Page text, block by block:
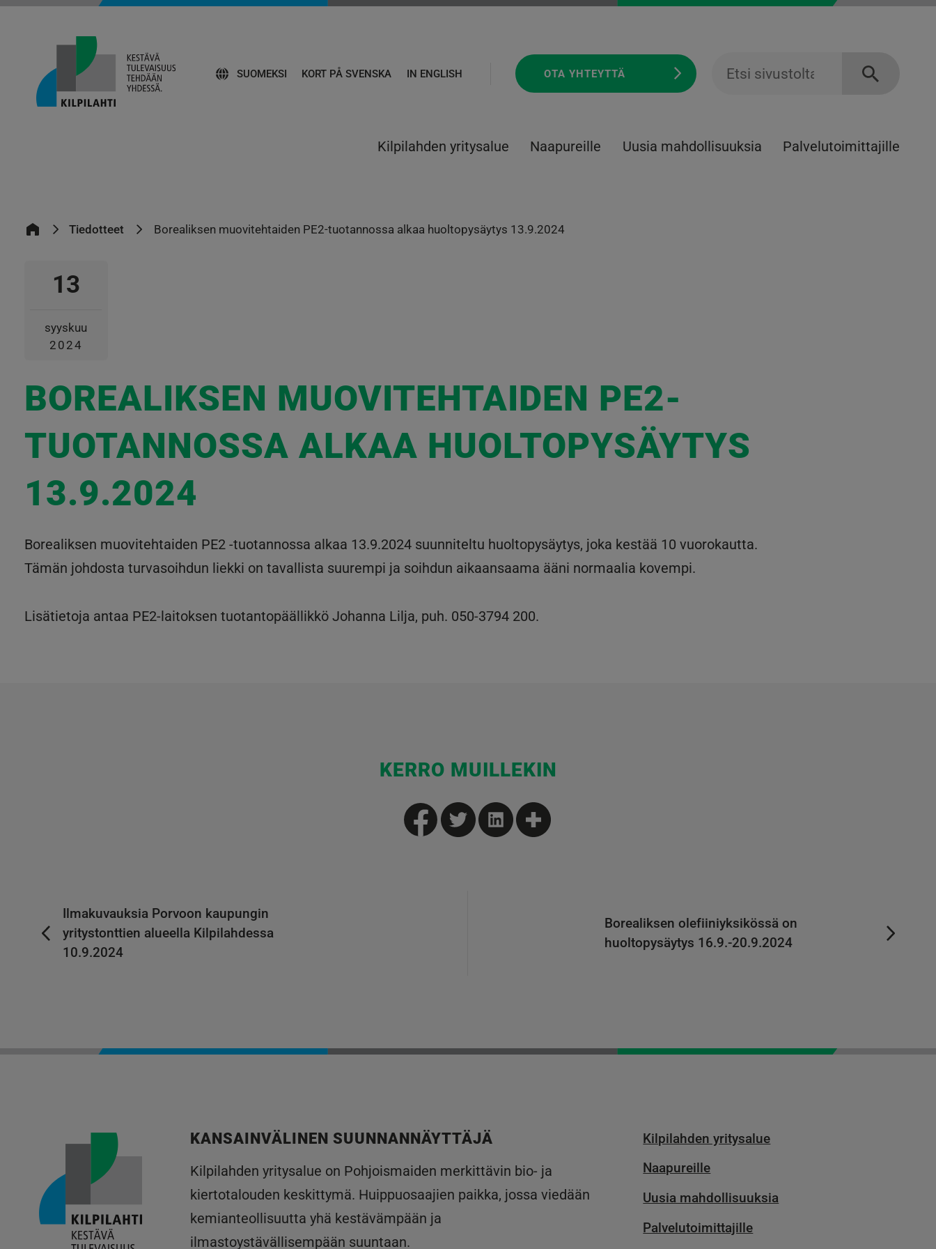
SUOMEKSI KORT PÅ SVENSKA IN ENGLISH OTA YHTEYTTÄ
Kilpilahden yritysalue Naapureille Uusia mahdollisuuksia Palvelu­toimittajille
Tiedotteet Borealiksen muovitehtaiden PE2-tuotannossa alkaa huoltopysäytys 13.9.2024
13
syyskuu
2024
BOREALIKSEN MUOVITEHTAIDEN PE2-
TUOTANNOSSA ALKAA HUOLTOPYSÄYTYS
13.9.2024
Borealiksen muovitehtaiden PE2 -tuotannossa alkaa 13.9.2024 suunniteltu huoltopysäytys, joka kestää 10 vuorokautta.
Tämän johdosta turvasoihdun liekki on tavallista suurempi ja soihdun aikaansaama ääni normaalia kovempi.
Lisätietoja antaa PE2-laitoksen tuotantopäällikkö Johanna Lilja, puh. 050-3794 200.
KERRO MUILLEKIN
Ilmakuvauksia Porvoon kaupungin
yritystonttien alueella Kilpilahdessa
10.9.2024
Borealiksen olefiiniyksikössä on
huoltopysäytys 16.9.-20.9.2024
KANSAINVÄLINEN SUUNNANNÄYTTÄJÄ
Kilpilahden yritysalue on Pohjoismaiden merkittävin bio- ja
kiertotalouden keskittymä. Huippuosaajien paikka, jossa viedään
kemianteollisuutta yhä kestävämpään ja
ilmastoystävällisempään suuntaan.
Kilpilahden yritysalue
Naapureille
Uusia mahdollisuuksia
Palvelu­toimittajille